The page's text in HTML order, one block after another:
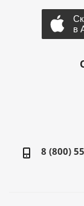
8 (800)